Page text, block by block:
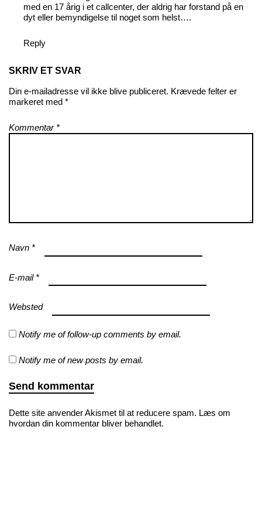
med en 17 årig i et callcenter, der aldrig har forstand på en
dyt eller bemyndigelse til noget som helst….
Reply
SKRIV ET SVAR
Din e-mailadresse vil ikke blive publiceret. Krævede felter er
markeret med *
Kommentar *
Navn *
E-mail *
Websted
Notify me of follow-up comments by email.
Notify me of new posts by email.
Dette site anvender Akismet til at reducere spam. Læs om
hvordan din kommentar bliver behandlet.